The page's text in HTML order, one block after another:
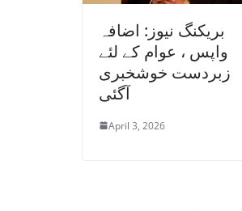
بریکنگ نیوز: اضافہ
واپس ، عوام کے لئے
زبردست خوشخبری
آگئی
April 3, 2026